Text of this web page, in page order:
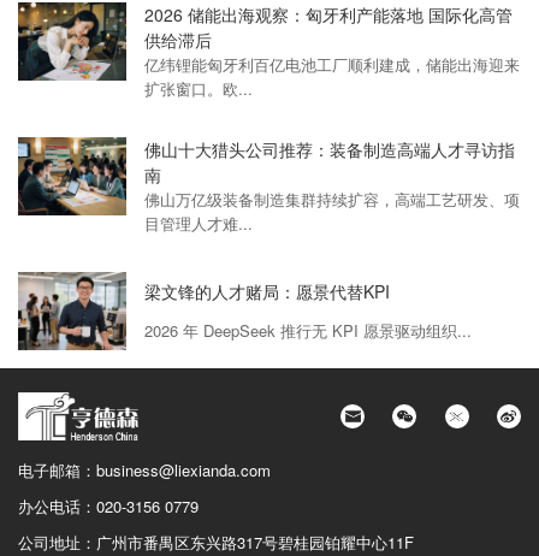
2026 储能出海观察：匈牙利产能落地 国际化高管
供给滞后
亿纬锂能匈牙利百亿电池工厂顺利建成，储能出海迎来
扩张窗口。欧...
佛山十大猎头公司推荐：装备制造高端人才寻访指
南
佛山万亿级装备制造集群持续扩容，高端工艺研发、项
目管理人才难...
梁文锋的人才赌局：愿景代替KPI
2026 年 DeepSeek 推行无 KPI 愿景驱动组织...
电子邮箱： business@liexianda.com
办公电话： 020-3156 0779
公司地址： 广州市番禺区东兴路317号碧桂园铂耀中心11F